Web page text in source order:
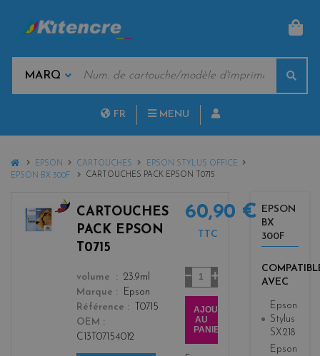
MARQUES
CLÉS
FR MENU
HOMEEPSON CARTOUCHES
EPSON STYLUS OFFICE
EPSON BX 300F
CARTOUCHES PACK EPSON T0715
CARTOUCHES
PACK EPSON
T0715
color
volume
23.9ml
Marque
Epson
Référence
T0715
OEM
C13T07154012
60,90 €
TTC
Quantité
AJOUTER
AU
PANIER
EPSON
BX
300F
AVEC
Epson
Stylus
SX218
Epson